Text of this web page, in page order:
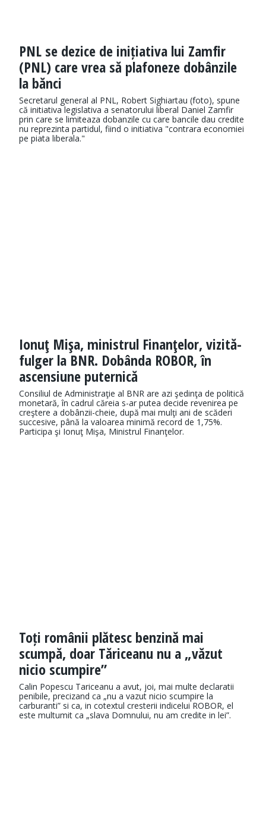
PNL se dezice de inițiativa lui Zamfir
(PNL) care vrea să plafoneze dobânzile
la bănci
Secretarul general al PNL, Robert Sighiartau (foto), spune
că initiativa legislativa a senatorului liberal Daniel Zamfir
prin care se limiteaza dobanzile cu care bancile dau credite
nu reprezinta partidul, fiind o initiativa "contrara economiei
pe piata liberala."
Ionuţ Mişa, ministrul Finanţelor, vizită-
fulger la BNR. Dobânda ROBOR, în
ascensiune puternică
Consiliul de Administraţie al BNR are azi şedinţa de politică
monetară, în cadrul căreia s-ar putea decide revenirea pe
creştere a dobânzii-cheie, după mai mulţi ani de scăderi
succesive, până la valoarea minimă record de 1,75%.
Participa şi Ionuţ Mişa, Ministrul Finanţelor.
Toți românii plătesc benzină mai
scumpă, doar Tăriceanu nu a „văzut
nicio scumpire”
Calin Popescu Tariceanu a avut, joi, mai multe declaratii
penibile, precizand ca „nu a vazut nicio scumpire la
carburanti” si ca, in cotextul cresterii indicelui ROBOR, el
este multumit ca „slava Domnului, nu am credite in lei”.